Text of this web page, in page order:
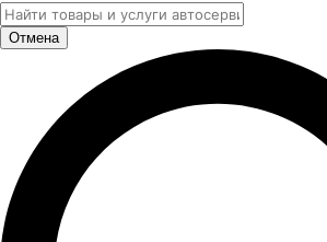
Отмена